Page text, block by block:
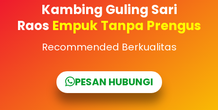
Kambing Guling Sari
Raos Empuk Tanpa Prengus
Recommended Berkualitas
PESAN HUBUNGI